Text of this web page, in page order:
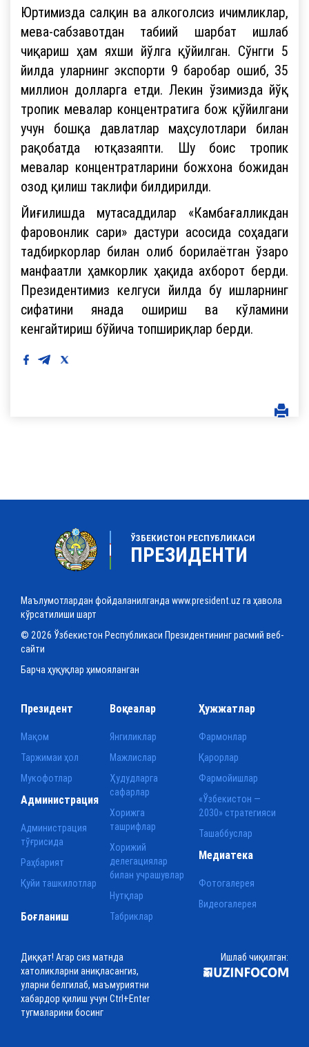
Юртимизда салқин ва алкоголсиз ичимликлар,
мева-сабзавотдан табиий шарбат ишлаб
чиқариш ҳам яхши йўлга қўйилган. Сўнгги 5
йилда уларнинг экспорти 9 баробар ошиб, 35
миллион долларга етди. Лекин ўзимизда йўқ
тропик мевалар концентратига бож қўйилгани
учун бошқа давлатлар маҳсулотлари билан
рақобатда ютқазаяпти. Шу боис тропик
мевалар концентратларини божхона божидан
озод қилиш таклифи билдирилди.
Йиғилишда мутасаддилар «Камбағалликдан
фаровонлик сари» дастури асосида соҳадаги
тадбиркорлар билан олиб борилаётган ўзаро
манфаатли ҳамкорлик ҳақида ахборот берди.
Президентимиз келгуси йилда бу ишларнинг
сифатини янада ошириш ва кўламини
кенгайтириш бўйича топшириқлар берди.
ЎЗБЕКИСТОН РЕСПУБЛИКАСИ
ПРЕЗИДЕНТИ
Маълумотлардан фойдаланилганда www.president.uz га ҳавола
кўрсатилиши шарт
© 2026 Ўзбекистон Республикаси Президентининг расмий веб-
сайти
Барча ҳуқуқлар ҳимояланган
Президент
Мақом
Таржимаи ҳол
Мукофотлар
Воқеалар
Янгиликлар
Мажлислар
Ҳудудларга
сафарлар
Хорижга
ташрифлар
Хорижий
делегациялар
билан учрашувлар
Нутқлар
Табриклар
Ҳужжатлар
Фармонлар
Қарорлар
Фармойишлар
«Ўзбекистон —
2030» стратегияси
Ташаббуслар
Администрация
Администрация
тўғрисида
Раҳбарият
Қуйи ташкилотлар
Медиатека
Фотогалерея
Видеогалерея
Боғланиш
Диққат! Агар сиз матнда
хатоликларни аниқласангиз,
уларни белгилаб, маъмуриятни
хабардор қилиш учун Ctrl+Enter
тугмаларини босинг
Ишлаб чиқилган: